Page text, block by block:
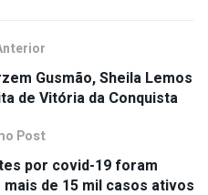
Gusmão, Sheila Lemos
de Vitória da Conquista
Post
por covid-19 foram
de 15 mil casos ativos